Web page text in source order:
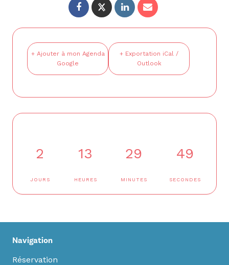
+ Ajouter à mon Agenda
Google
+ Exportation iCal /
Outlook
2
JOURS
13
HEURES
29
MINUTES
48
SECONDES
Navigation
Réservation